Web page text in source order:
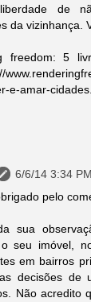
de
da vizinhança.
freedom: 5
e-amar-
6/6/14 3:34 PM
pelo
sua
seu imóvel,
em bairros
decisões de
Não acredito